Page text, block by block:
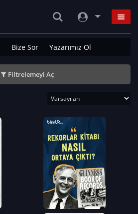
Bize Sor Yazarımız Ol
Filtrelemeyi Aç